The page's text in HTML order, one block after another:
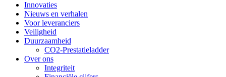
Innovaties
Nieuws en verhalen
Voor leveranciers
Veiligheid
Duurzaamheid
CO2-Prestatieladder
Over ons
Integriteit